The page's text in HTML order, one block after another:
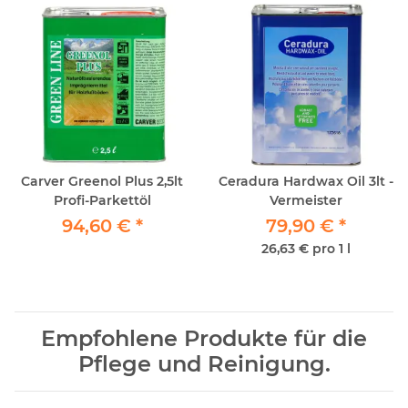
Carver Greenol Plus 2,5lt
Profi-Parkettöl
94,60 € *
Ceradura Hardwax Oil 3lt -
Vermeister
79,90 € *
26,63 € pro 1 l
Empfohlene Produkte für die
Pflege und Reinigung.